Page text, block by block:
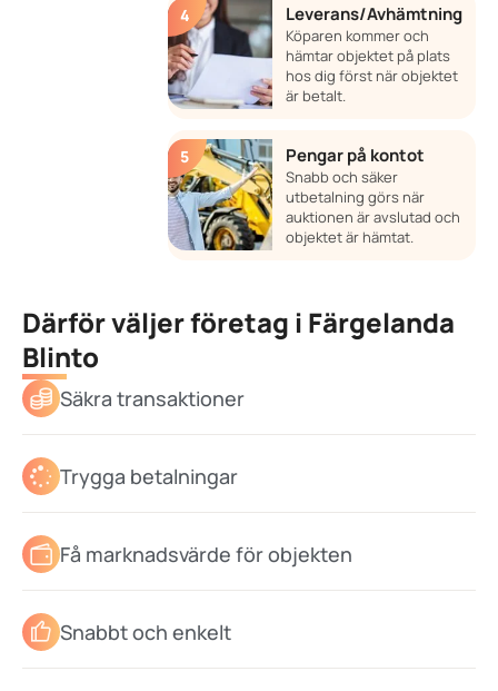
Leverans/Avhämtning
Köparen kommer och
hämtar objektet på plats
hos dig först när objektet
är betalt.
Pengar på kontot
Snabb och säker
utbetalning görs när
auktionen är avslutad och
objektet är hämtat.
Därför väljer företag i Färgelanda
Blinto
Säkra transaktioner
Trygga betalningar
Få marknadsvärde för objekten
Snabbt och enkelt